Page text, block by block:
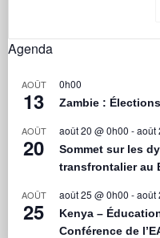
Agenda
AOÛT
13
0h00
Zambie :
AOÛT
20
août 20 @ 0h00 -août
Sommet sur les
transfrontalier au
AOÛT
25
août 25 @ 0h00 -août
Kenya –
Conférence de